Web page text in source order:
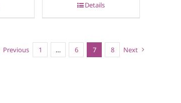
Details
Previous 1 … 6 7 8 Next